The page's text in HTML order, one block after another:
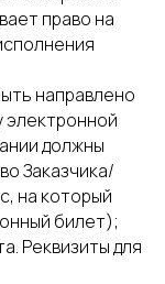
право на
направлено
электронной
должны
Заказчика/
на который
билет);
Реквизиты для